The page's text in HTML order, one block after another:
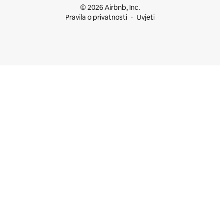
© 2026 Airbnb, Inc.
Pravila o privatnosti
Uvjeti